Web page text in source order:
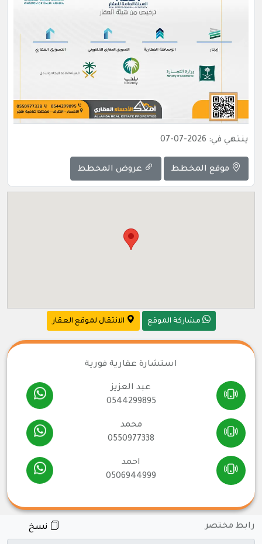
ينتهي في: 2026-07-07
موقع المخطط عروض المخطط
مشاركة الموقع الانتقال لموقع العقار
استشارة عقارية فورية
عبد العزيز
0544299895
محمد
0550977338
احمد
0506944999
رابط مختصر